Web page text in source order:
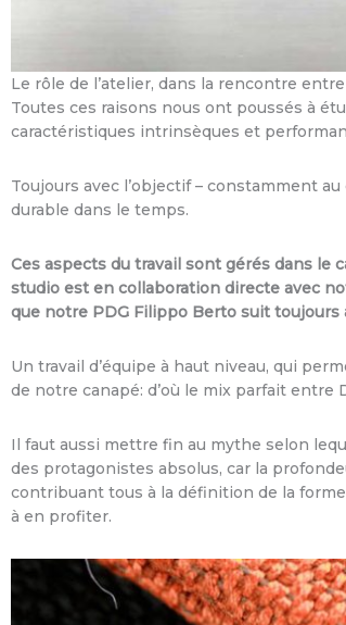
Le rôle de l’atelier, dans la rencontre
Toutes ces raisons nous ont poussés à
caractéristiques intrinsèques et
Toujours avec l’objectif – constamment
durable dans le temps.
Ces aspects du travail sont gérés dans le
studio est en collaboration directe avec
que notre PDG Filippo Berto suit
Un travail d’équipe à haut niveau, qui
de notre canapé: d’où le mix parfait
Il faut aussi mettre fin au mythe selon
des protagonistes absolus, car la
contribuant tous à la définition de la
à en profiter.